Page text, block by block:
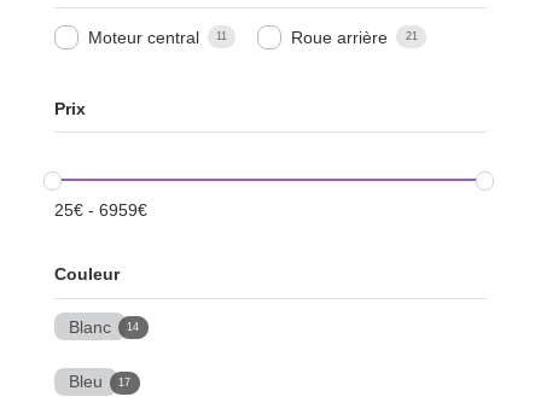
Moteur central 11 Roue arrière 21
Prix
25€- 6959€
Couleur
Blanc 14
Bleu 17